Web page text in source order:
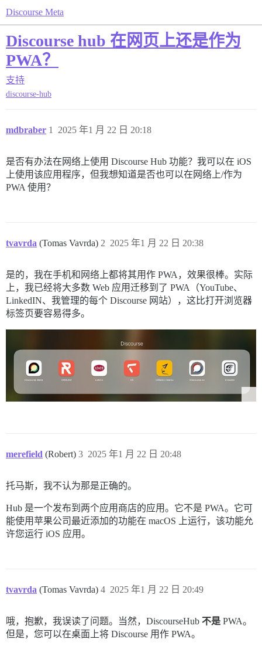
Discourse Meta
Discourse hub 在网页上还是作为
PWA？
支持
discourse-hub
mdbraber 2025 年1 月 22 日 20:18
1
是否有办法在网络上使用 Discourse Hub 功能？我可以在 iOS
上使用该应用程序，但我想知道是否也可以在网络上/作为
PWA 使用？
tvavrda (Tomas Vavrda) 2025 年1 月 22 日 20:38
2
是的，我在手机和网络上都将其用作 PWA，效果很棒。实际
上，我已经将大多数 Web 应用迁移到了 PWA（YouTube、
LinkedIN、我管理的每个 Discourse 网站），这比打开浏览器
标签页要容易得多。
merefield (Robert) 2025 年1 月 22 日 20:48
3
托马斯，我不认为那是正确的。
Hub 是一个发布到两个应用商店的应用。它不是 PWA。它可
能使用苹果公司最近添加的功能在 macOS 上运行，该功能允
许您运行 iOS 应用。
tvavrda (Tomas Vavrda) 2025 年1 月 22 日 20:49
4
哦，抱歉，我误读了问题。当然，DiscourseHub 不是 PWA。
但是，您可以在桌面上将 Discourse 用作 PWA。